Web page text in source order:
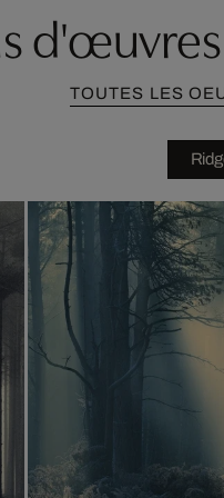
TOUTES LES